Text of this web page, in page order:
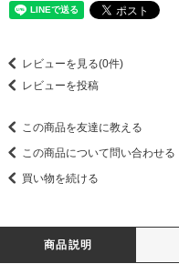
レビューを見る(0件)
レビューを投稿
この商品を友達に教える
この商品について問い合わせる
買い物を続ける
商品説明